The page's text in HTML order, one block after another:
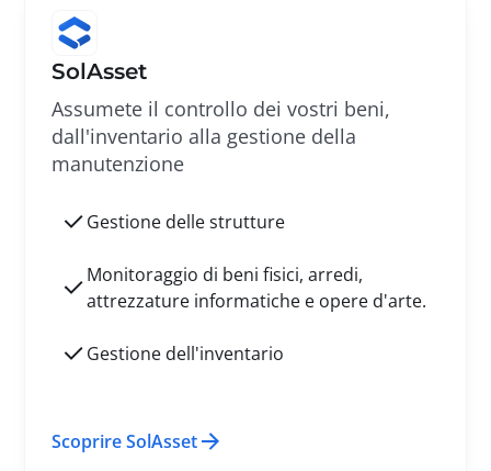
SolAsset
Assumete il controllo dei vostri beni,
dall'inventario alla gestione della
manutenzione
Gestione delle strutture
Monitoraggio di beni fisici, arredi,
attrezzature informatiche e opere d'arte.
Gestione dell'inventario
Scoprire SolAsset